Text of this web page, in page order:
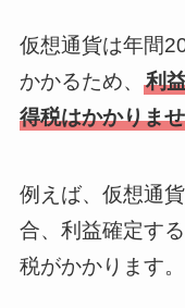
仮想通貨は年間
かかるため、 利
得税はかかりま
例えば、仮想通
合、利益確定す
税がかかります。